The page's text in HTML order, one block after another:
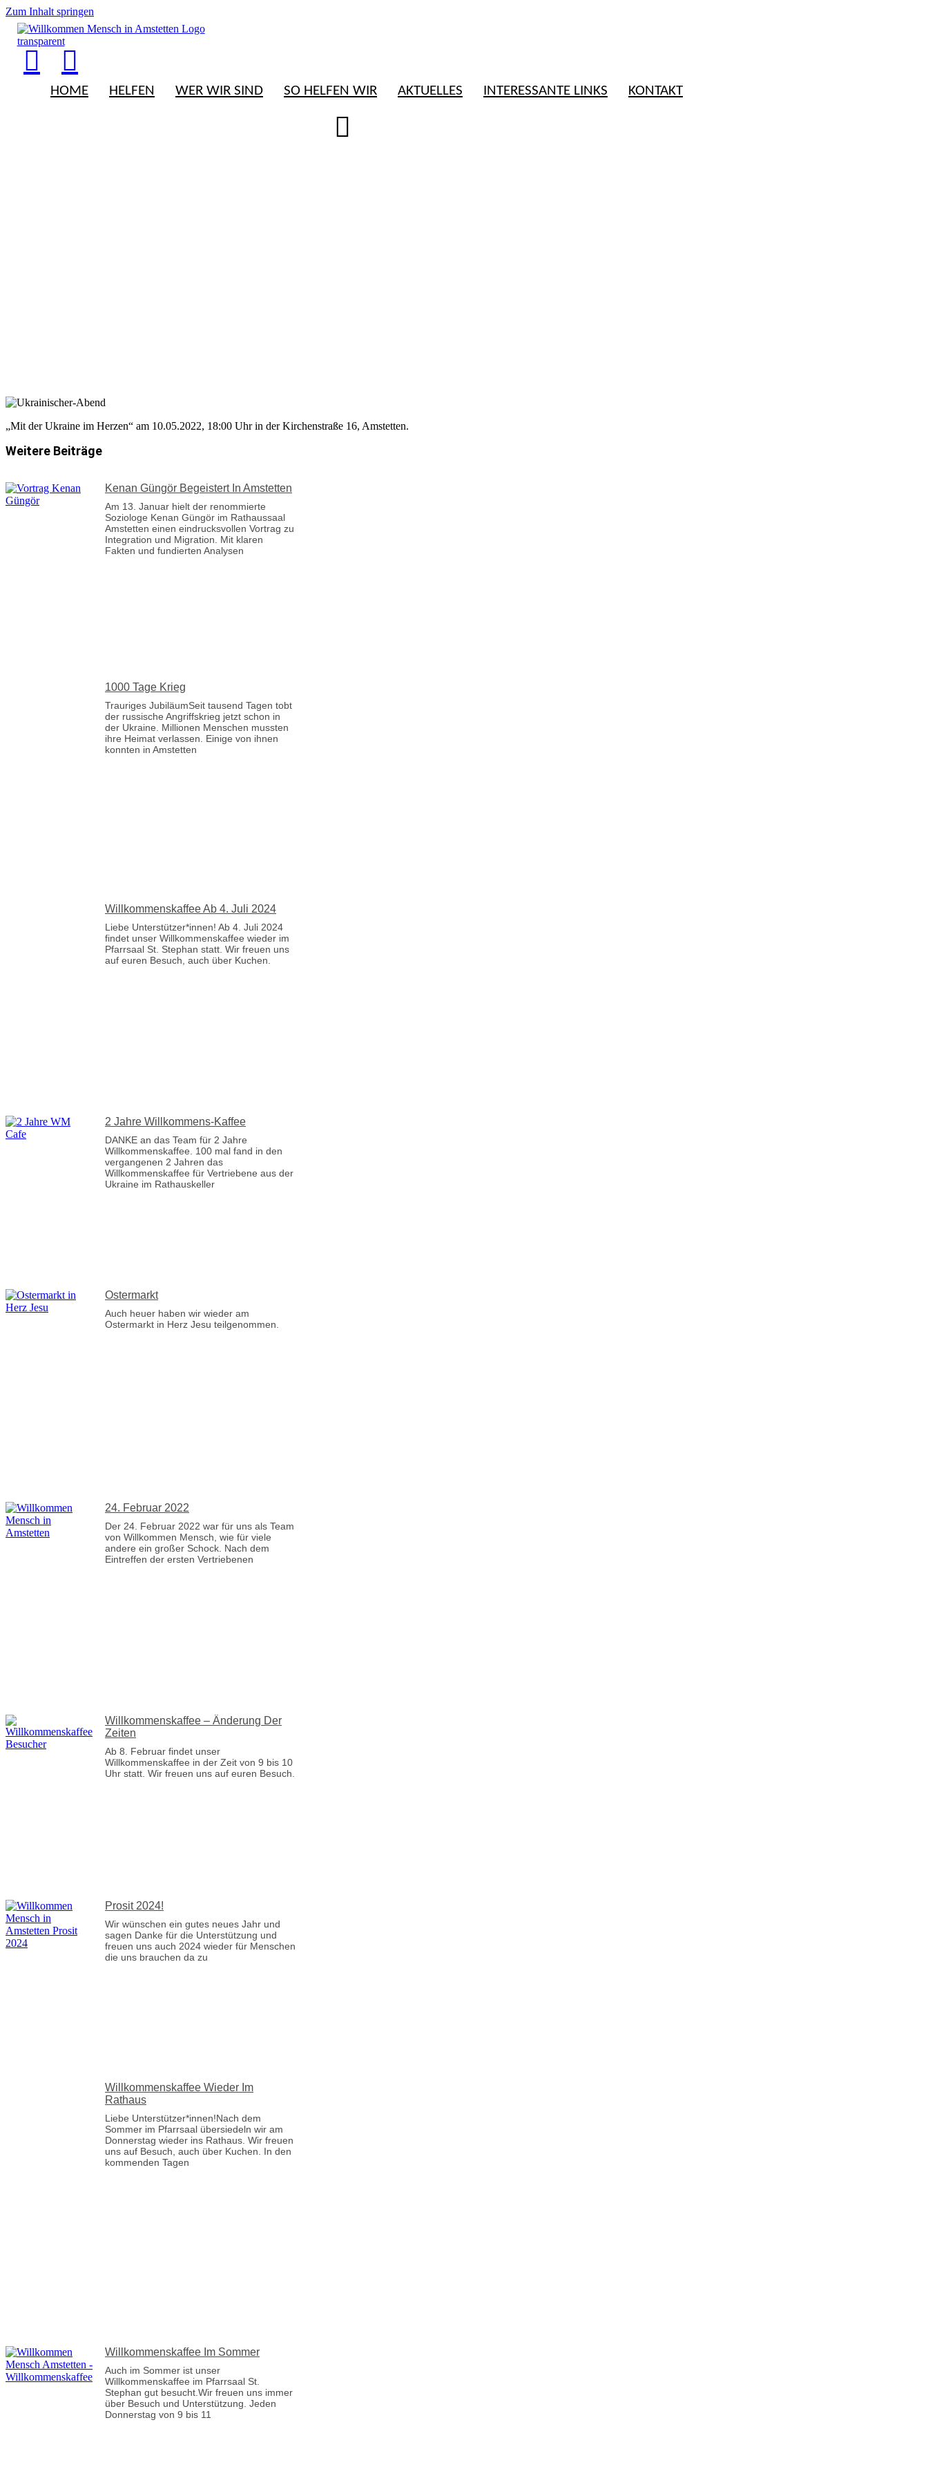
Zum Inhalt springen
HOME HELFEN WER WIR SIND SO HELFEN WIR AKTUELLES INTERESSANTE LINKS KONTAKT
„Mit der Ukraine im Herzen“ am 10.05.2022, 18:00 Uhr in der Kirchenstraße 16, Amstetten.
Weitere Beiträge
Kenan Güngör Begeistert In Amstetten
Am 13. Januar hielt der renommierte
Soziologe Kenan Güngör im Rathaussaal
Amstetten einen eindrucksvollen Vortrag zu
Integration und Migration. Mit klaren
Fakten und fundierten Analysen
1000 Tage Krieg
Trauriges JubiläumSeit tausend Tagen tobt
der russische Angriffskrieg jetzt schon in
der Ukraine. Millionen Menschen mussten
ihre Heimat verlassen. Einige von ihnen
konnten in Amstetten
Willkommenskaffee Ab 4. Juli 2024
Liebe Unterstützer*innen! Ab 4. Juli 2024
findet unser Willkommenskaffee wieder im
Pfarrsaal St. Stephan statt. Wir freuen uns
auf euren Besuch, auch über Kuchen.
2 Jahre Willkommens-Kaffee
DANKE an das Team für 2 Jahre
Willkommenskaffee. 100 mal fand in den
vergangenen 2 Jahren das
Willkommenskaffee für Vertriebene aus der
Ukraine im Rathauskeller
Ostermarkt
Auch heuer haben wir wieder am
Ostermarkt in Herz Jesu teilgenommen.
24. Februar 2022
Der 24. Februar 2022 war für uns als Team
von Willkommen Mensch, wie für viele
andere ein großer Schock. Nach dem
Eintreffen der ersten Vertriebenen
Willkommenskaffee – Änderung Der
Zeiten
Ab 8. Februar findet unser
Willkommenskaffee in der Zeit von 9 bis 10
Uhr statt. Wir freuen uns auf euren Besuch.
Prosit 2024!
Wir wünschen ein gutes neues Jahr und
sagen Danke für die Unterstützung und
freuen uns auch 2024 wieder für Menschen
die uns brauchen da zu
Willkommenskaffee Wieder Im
Rathaus
Liebe Unterstützer*innen!Nach dem
Sommer im Pfarrsaal übersiedeln wir am
Donnerstag wieder ins Rathaus. Wir freuen
uns auf Besuch, auch über Kuchen. In den
kommenden Tagen
Willkommenskaffee Im Sommer
Auch im Sommer ist unser
Willkommenskaffee im Pfarrsaal St.
Stephan gut besucht.Wir freuen uns immer
über Besuch und Unterstützung. Jeden
Donnerstag von 9 bis 11